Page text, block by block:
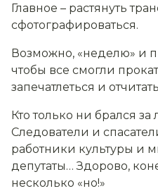
Главное – растянуть
сфотографироваться.
Возможно, «неделю» и
чтобы все смогли
запечатлеться и
Кто только ни брался за
Следователи и
работники культуры и
депутаты… Здорово,
несколько «но!»